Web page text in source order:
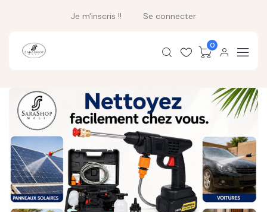
Je m'inscris !! Se connecter
0